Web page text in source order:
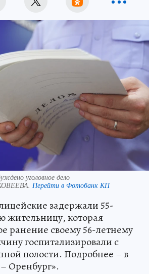
уголовное дело
Перейти в Фотобанк КП
задержали 55-
жительницу, которая
ранение своему 56-летнему
госпитализировали с
полости. Подробнее – в
Оренбург».